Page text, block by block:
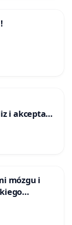
i akceptacji
mózgu i